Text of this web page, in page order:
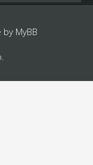
by MyBB
.